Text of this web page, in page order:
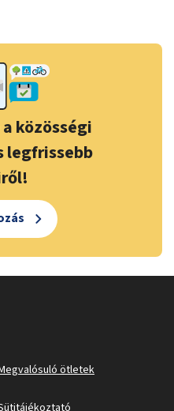
közösségi
legfrissebb
ötletek